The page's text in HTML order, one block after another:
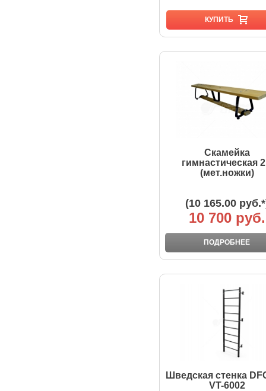
КУПИТЬ
Скамейка
гимнастическая
(мет.ножки)
(10 165.00
10 700 руб.
ПОДРОБНЕЕ
Шведская стенка
VT-6002